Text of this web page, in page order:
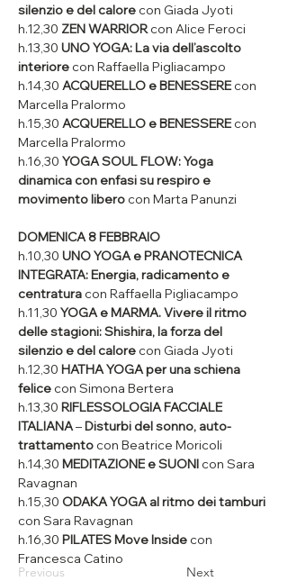
silenzio e del calore con Giada Jyoti
h.12,30 ZEN WARRIOR con Alice Feroci
h.13,30 UNO YOGA: La via dell’ascolto
interiore con Raffaella Pigliacampo
h.14,30 ACQUERELLO e BENESSERE con
Marcella Pralormo
h.15,30 ACQUERELLO e BENESSERE con
Marcella Pralormo
h.16,30 YOGA SOUL FLOW: Yoga
dinamica con enfasi su respiro e
movimento libero con Marta Panunzi
DOMENICA 8 FEBBRAIO
h.10,30 UNO YOGA e PRANOTECNICA
INTEGRATA: Energia, radicamento e
centratura con Raffaella Pigliacampo
h.11,30 YOGA e MARMA. Vivere il ritmo
delle stagioni: Shishira, la forza del
silenzio e del calore con Giada Jyoti
h.12,30 HATHA YOGA per una schiena
felice con Simona Bertera
h.13,30 RIFLESSOLOGIA FACCIALE
ITALIANA – Disturbi del sonno, auto-
trattamento con Beatrice Moricoli
h.14,30 MEDITAZIONE e SUONI con Sara
Ravagnan
h.15,30 ODAKA YOGA al ritmo dei tamburi
con Sara Ravagnan
h.16,30 PILATES Move Inside con
Francesca Catino
Previous
Next